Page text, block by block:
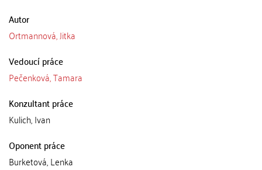
Autor
Ortmannová, Jitka
Vedoucí práce
Pečenková, Tamara
Konzultant práce
Kulich, Ivan
Oponent práce
Burketová, Lenka